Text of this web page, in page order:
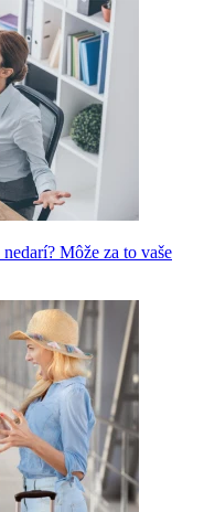
Môže za to vaše